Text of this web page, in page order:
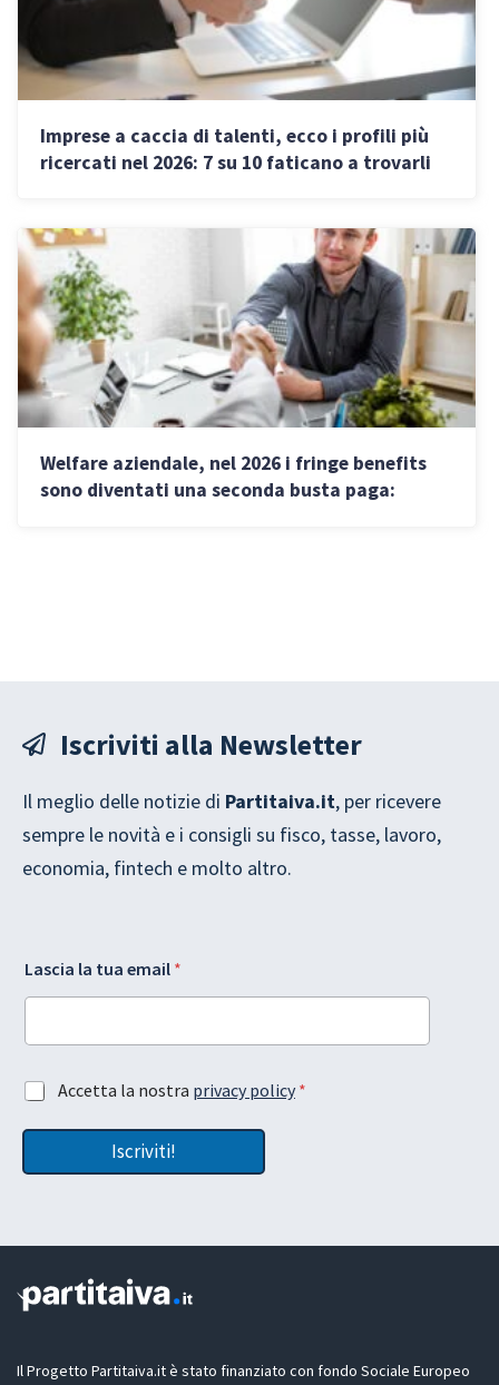
Imprese a caccia di talenti, ecco i profili più
ricercati nel 2026: 7 su 10 faticano a trovarli
Welfare aziendale, nel 2026 i fringe benefits
sono diventati una seconda busta paga:
Iscriviti alla Newsletter
Il meglio delle notizie di Partitaiva.it, per ricevere
sempre le novità e i consigli su fisco, tasse, lavoro,
economia, fintech e molto altro.
a
s
i
*
*
a
y
u
t
u
Lascia la tua email *
A
c
t
n
D
Accetta la nostra privacy policy *
Iscriviti!
Il Progetto Partitaiva.it è stato finanziato con fondo Sociale Europeo